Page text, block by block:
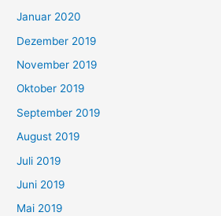
Januar 2020
Dezember 2019
November 2019
Oktober 2019
September 2019
August 2019
Juli 2019
Juni 2019
Mai 2019